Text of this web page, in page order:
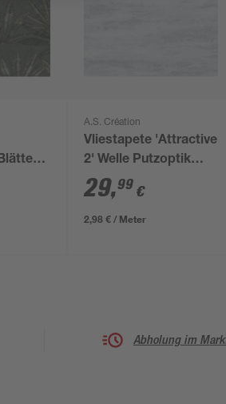
x
A.S. Création
Vliestapete 'Attractive
2' Welle Putzoptik
grau/silbern 0,53 x
10,05 m
29,99 €
2,98 € / Meter
Abholung im